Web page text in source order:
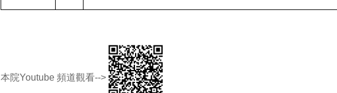
本院Youtube 頻道觀看-->